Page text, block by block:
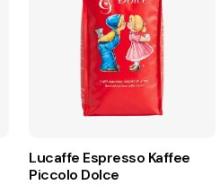
Lucaffe Espresso Kaffee
Piccolo Dolce